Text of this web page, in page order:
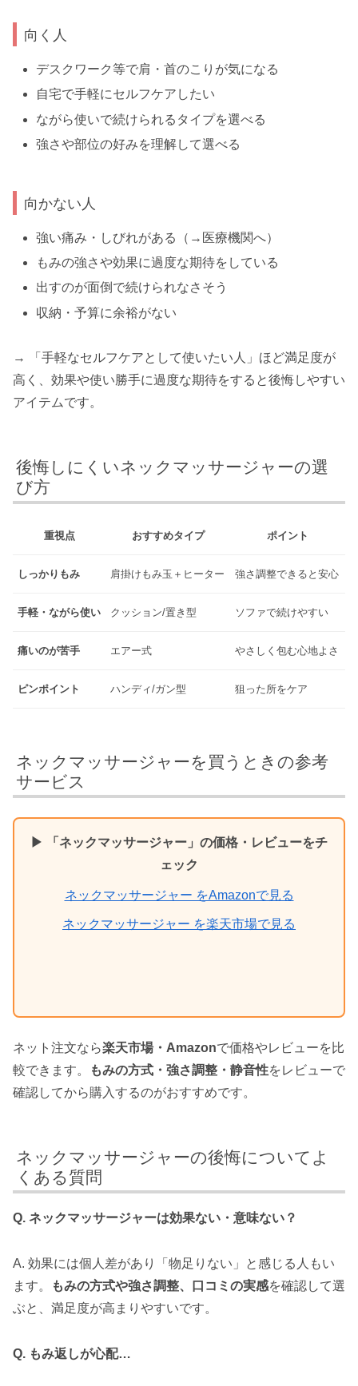
向く人
デスクワーク等で肩・首のこりが気になる
自宅で手軽にセルフケアしたい
ながら使いで続けられるタイプを選べる
強さや部位の好みを理解して選べる
向かない人
強い痛み・しびれがある（→医療機関へ）
もみの強さや効果に過度な期待をしている
出すのが面倒で続けられなさそう
収納・予算に余裕がない
→ 「手軽なセルフケアとして使いたい人」ほど満足度が
高く、効果や使い勝手に過度な期待をすると後悔しやすい
アイテムです。
後悔しにくいネックマッサージャーの選
び方
重視点 おすすめタイプ ポイント
しっかりもみ 肩掛けもみ玉＋ヒーター 強さ調整できると安心
手軽・ながら使い クッション/置き型 ソファで続けやすい
痛いのが苦手 エアー式 やさしく包む心地よさ
ピンポイント ハンディ/ガン型 狙った所をケア
ネックマッサージャーを買うときの参考
サービス
▶ 「ネックマッサージャー」の価格・レビューをチ
ェック
ネックマッサージャー をAmazonで見る
ネックマッサージャー を楽天市場で見る
ネット注文なら楽天市場・Amazonで価格やレビューを比
較できます。
もみの方式・強さ調整・静音性をレビューで
確認してから購入するのがおすすめです。
ネックマッサージャーの後悔についてよ
くある質問
Q. ネックマッサージャーは効果ない・意味ない？
A. 効果には個人差があり「物足りない」と感じる人もい
ます。
もみの方式や強さ調整、口コミの実感を確認して選
ぶと、満足度が高まりやすいです。
Q. もみ返しが心配…